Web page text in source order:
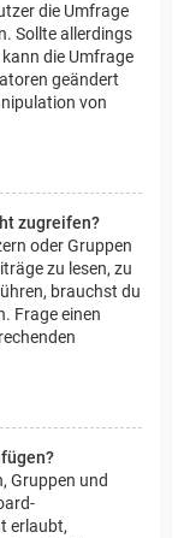
die Umfrage
Sollte allerdings
die Umfrage
geändert
von
zugreifen?
oder Gruppen
zu lesen, zu
brauchst du
Frage einen
Gruppen und
erlaubt,